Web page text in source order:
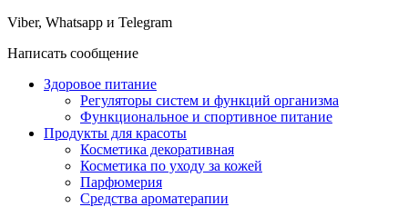
Viber, Whatsapp и Telegram
Написать сообщение
Здоровое питание
Регуляторы систем и функций организма
Функциональное и спортивное питание
Продукты для красоты
Косметика декоративная
Косметика по уходу за кожей
Парфюмерия
Средства ароматерапии